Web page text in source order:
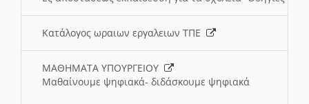
Κατάλογος ωραιων εργαλειων ΤΠΕ
ΜΑΘΗΜΑΤΑ ΥΠΟΥΡΓΕΙΟΥ
Μαθαίνουμε ψηφιακά- διδάσκουμε ψηφιακά